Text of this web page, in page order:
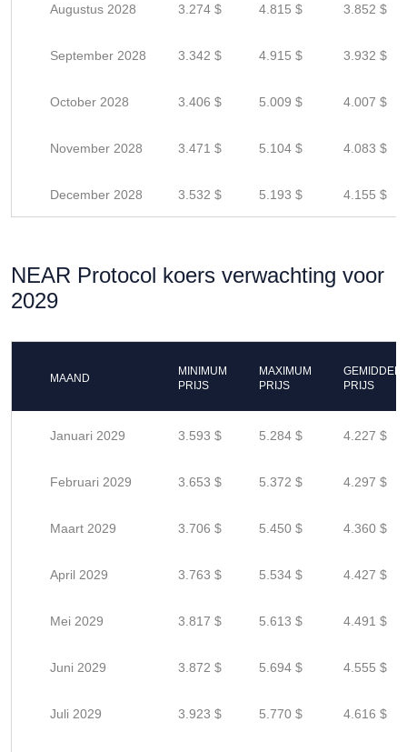
Augustus 2028 3.274 $ 4.815 $ 3.852 $
September 2028 3.342 $ 4.915 $ 3.932 $
October 2028 3.406 $ 5.009 $ 4.007 $
November 2028 3.471 $ 5.104 $ 4.083 $
December 2028 3.532 $ 5.193 $ 4.155 $
NEAR Protocol koers verwachting voor
2029
MAAND
MINIMUM
PRIJS
MAXIMUM
PRIJS
PRIJS
Januari 2029 3.593 $ 5.284 $ 4.227 $
Februari 2029 3.653 $ 5.372 $ 4.297 $
Maart 2029 3.706 $ 5.450 $ 4.360 $
April 2029 3.763 $ 5.534 $ 4.427 $
Mei 2029 3.817 $ 5.613 $ 4.491 $
Juni 2029 3.872 $ 5.694 $ 4.555 $
Juli 2029 3.923 $ 5.770 $ 4.616 $